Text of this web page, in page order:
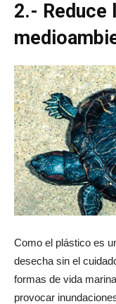
2.- Reduce
Como el plástico es
desecha sin el
formas de vida
provocar